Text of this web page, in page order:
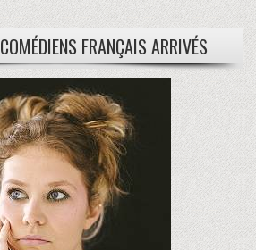
COMÉDIENS FRANÇAIS ARRIVÉS